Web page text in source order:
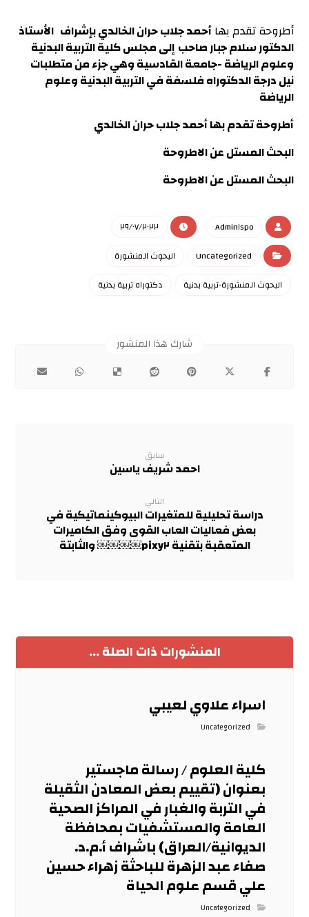
أطروحة تقدم بهاأحمد جلاب حران الخالدي بإشراف الأستاذ
الدكتور سلام جبار صاحبإلى مجلس كلية التربية البدنية
وعلوم الرياضة -جامعة القادسية وهي جزء من متطلبات
نيل درجة الدكتوراه فلسفة في التربية البدنية وعلوم
الرياضة
أطروحة تقدم بهاأحمد جلاب حران الخالدي
البحث المستل عن الاطروحة
البحث المستل عن الاطروحة
Admin١spo
٢٩/٠٧/٢٠٢٢
Uncategorized
البحوث المنشورة
البحوث المنشورة-تربية بدنية
دكتوراه تربية بدنية
سابق
احمد شريف ياسين
التالي
دراسة تحليلية للمتغيرات البيوكينماتيكية في
بعض فعاليات العاب القوى وفق الكاميرات
المتعقبة بتقنية pixy٢￼￼￼￼ والثابتة
المنشورات ذات الصلة ...
اسراء علاوي لعيبي
Uncategorized
كلية العلوم / رسالة ماجستير
بعنوان (تقييم بعض المعادن الثقيلة
في التربة والغبار في المراكز الصحية
العامة والمستشفيات بمحافظة
الديوانية/العراق) باشراف أ.م.د.
صفاء عبد الزهرة للباحثة زهراء حسين
علي قسم علوم الحياة
Uncategorized